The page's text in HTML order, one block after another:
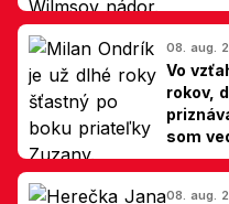
08. aug.
Vo
rokov,
som
hovorí
08. aug.